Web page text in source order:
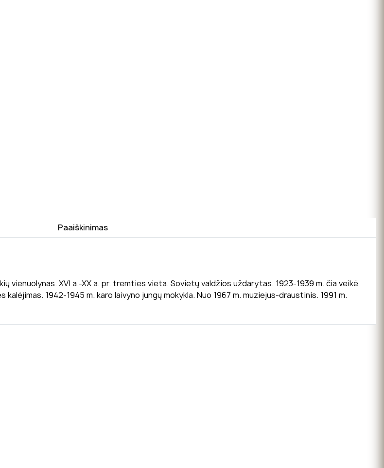
Paaiškinimas
vienuolynas. XVI a.-XX a. pr. tremties vieta. Sovietų valdžios uždarytas. 1923-1939 m. čia veikė
1942-1945 m. karo laivyno jungų mokykla. Nuo 1967 m. muziejus-draustinis. 1991 m.